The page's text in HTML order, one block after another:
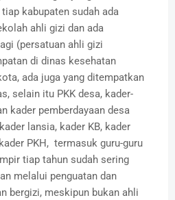
kabupaten sudah ada
ahli gizi dan ada
(persatuan ahli gizi
di dinas kesehatan
ada juga yang ditempatkan
selain itu PKK desa, kader-
kader pemberdayaan desa
lansia, kader KB, kader
PKH, termasuk guru-guru
tiap tahun sudah sering
melalui penguatan dan
bergizi, meskipun bukan ahli